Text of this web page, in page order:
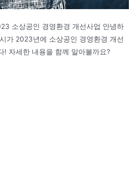
소상공인 경영환경 개선사업 안녕하
가 2023년에 소상공인 경영환경 개선
! 자세한 내용을 함께 알아볼까요?